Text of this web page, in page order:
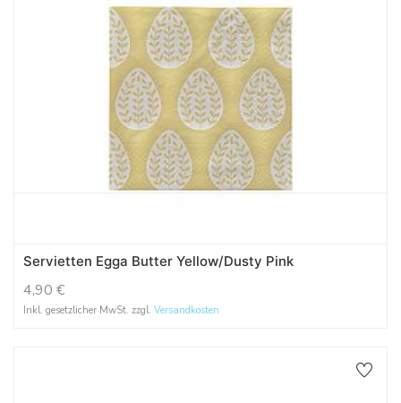
Servietten Egga Butter Yellow/Dusty Pink
4,90 €
Inkl. gesetzlicher MwSt. zzgl. Versandkosten